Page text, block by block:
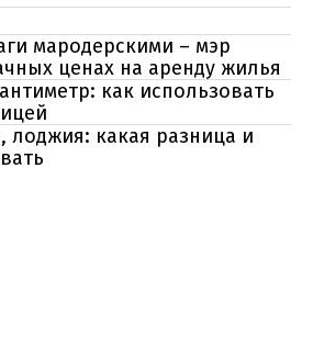
мародерскими – мэр
ценах на аренду жилья
как использовать
лоджия: какая разница и